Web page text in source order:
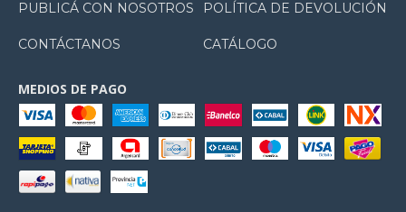
PUBLICÁ CON NOSOTROS POLÍTICA DE DEVOLUCIÓN
CONTÁCTANOS CATÁLOGO
MEDIOS DE PAGO